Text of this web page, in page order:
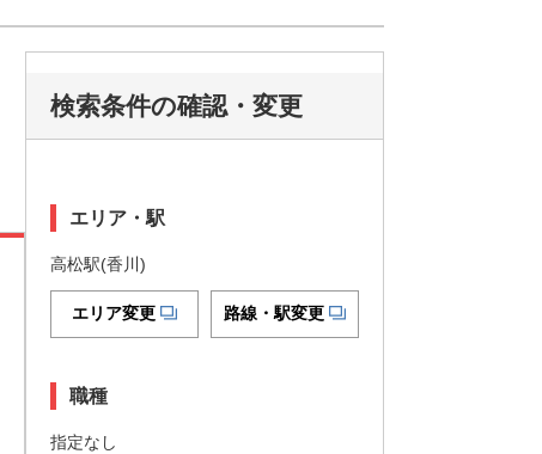
検索条件の確認・変更
エリア・駅
高松駅(香川)
エリア変更 路線・駅変更
職種
指定なし